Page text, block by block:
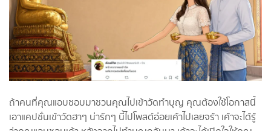
ถ้าคนที่คุณแอบชอบมาชวนคุณไปเข้าวัดทำบุญ คุณต้องใช้โอกาสนี้
เอาแคปชั่นเข้าวัดฮาๆ น่ารักๆ นี้ไปโพสต์อ่อยเค้าไปเลยจร้า เค้าจะได้รู้